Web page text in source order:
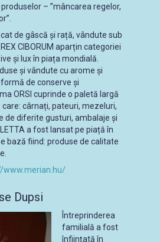
– ”mâncarea regelor,
de gâscă și rață, vândute sub
CIBORUM aparțin categoriei
și lux în piața mondială.
și vândute cu arome și
de conserve și
ORSI cuprinde o paletă largă
cârnați, pateuri, mezeluri,
de diferite gusturi, ambalaje și
a fost lansat pe piață în
bază fiind: produse de calitate
www.merian.hu/
Dupsi
Întreprinderea
familială a fost
înființată în